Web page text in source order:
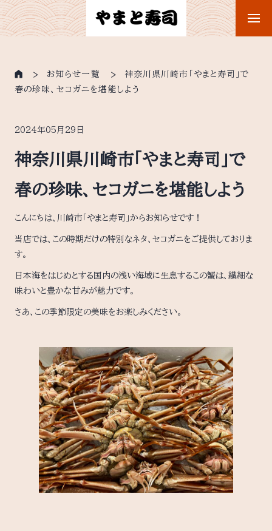
お知らせ一覧
神奈川県川崎市「やまと寿司」で
春の珍味、セコガニを堪能しよう
2024年05月29日
神奈川県川崎市「やまと寿司」で
春の珍味、セコガニを堪能しよう
こんにちは、川崎市「やまと寿司」からお知らせです！
当店では、この時期だけの特別なネタ、セコガニをご提供しておりま
す。
日本海をはじめとする国内の浅い海域に生息するこの蟹は、繊細な
味わいと豊かな甘みが魅力です。
さあ、この季節限定の美味をお楽しみください。